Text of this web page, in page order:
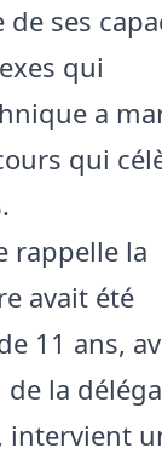
ses
qui
a
qui
rappelle la
avait été
11 ans,
de la
intervient